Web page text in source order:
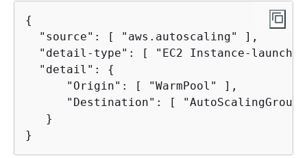
{
  "source": [ "aws.autoscaling" ],
"detail-type": [ "EC2 Instance-launch
  "detail":
{
      "Origin": [ "WarmPool" ],
"Destination": [
   }
}